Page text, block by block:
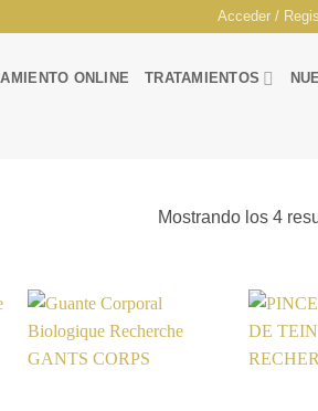
Acceder /
ONLINE TRATAMIENTOS
Mostrando los 4